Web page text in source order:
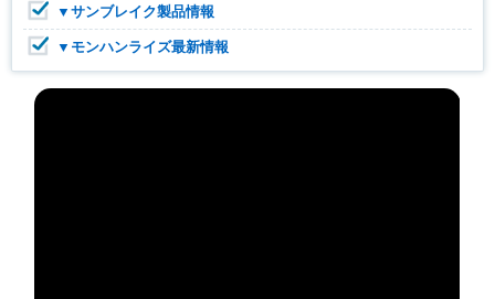
▼サンブレイク製品情報
▼モンハンライズ最新情報